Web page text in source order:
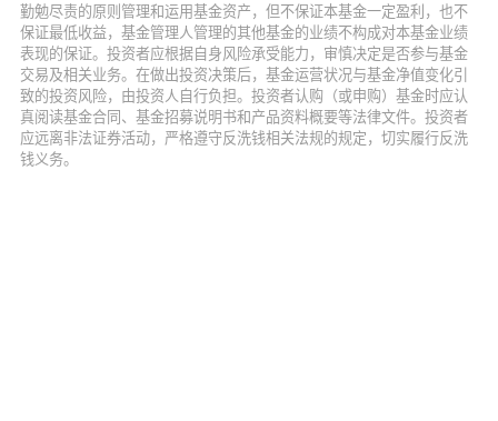
勤勉尽责的原则管理和运用基金资产，但不保证本基金一定盈利，也不
保证最低收益，基金管理人管理的其他基金的业绩不构成对本基金业绩
表现的保证。投资者应根据自身风险承受能力，审慎决定是否参与基金
交易及相关业务。在做出投资决策后，基金运营状况与基金净值变化引
致的投资风险，由投资人自行负担。投资者认购（或申购）基金时应认
真阅读基金合同、基金招募说明书和产品资料概要等法律文件。投资者
应远离非法证券活动，严格遵守反洗钱相关法规的规定，切实履行反洗
钱义务。